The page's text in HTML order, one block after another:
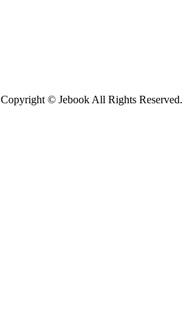
Copyright © Jebook All Rights Reserved.